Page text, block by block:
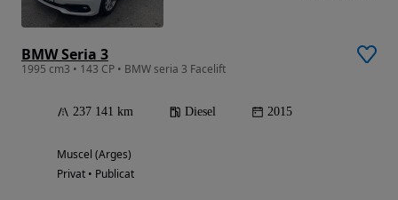
BMW Seria 3
1995 cm3 • 143 CP • BMW seria 3 Facelift
237 141 km Diesel 2015
Muscel (Arges)
Privat • Publicat